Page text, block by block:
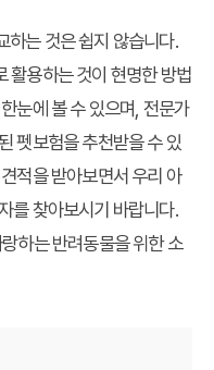
하는 것은 쉽지 않습니다.
활용하는 것이 현명한 방법
눈에 볼 수 있으며, 전문가
펫보험을 추천받을 수 있
적을 받아보면서 우리 아
를 찾아보시기 바랍니다.
하는 반려동물을 위한 소